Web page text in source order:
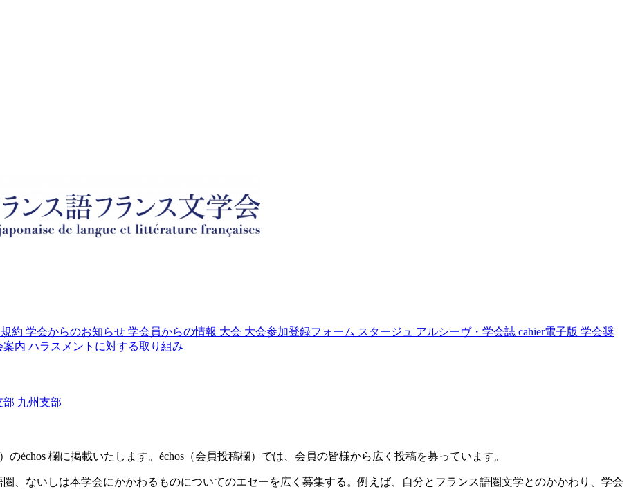
規約 学会からのお知らせ 学会員からの情報 大会 大会参加登録フォーム スタージュ アルシーヴ・学会誌 cahier電子版 学会奨
案内 ハラスメントに対する取り組み
部 九州支部
のéchos 欄に掲載いたします。échos（会員投稿欄）では、会員の皆様から広く投稿を募っています。
ないしは本学会にかかわるものについてのエセーを広く募集する。例えば、自分とフランス語圏文学とのかかわり、学会